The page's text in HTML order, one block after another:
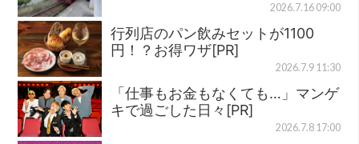
2026.7.16 09:00
行列店のパン飲みセットが1100
円！？お得ワザ[PR]
2026.7.9 11:30
「仕事もお金もなくても…」マンゲ
キで過ごした日々[PR]
2026.7.8 17:00